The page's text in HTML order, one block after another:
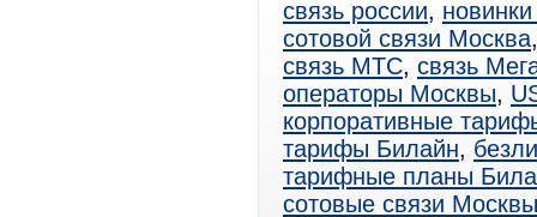
связь россии,
сотовой связи Москва
связь МТС, связь
операторы Москвы,
корпоративные
тарифы Билайн,
тарифные планы
сотовые связи Москвы